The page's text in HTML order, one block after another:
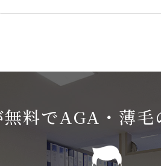
料でAGA・薄